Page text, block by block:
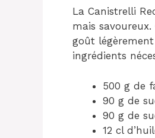
La Canistrelli
mais
goût
ingrédients
500 g de
90 g de
90 g de
12 cl